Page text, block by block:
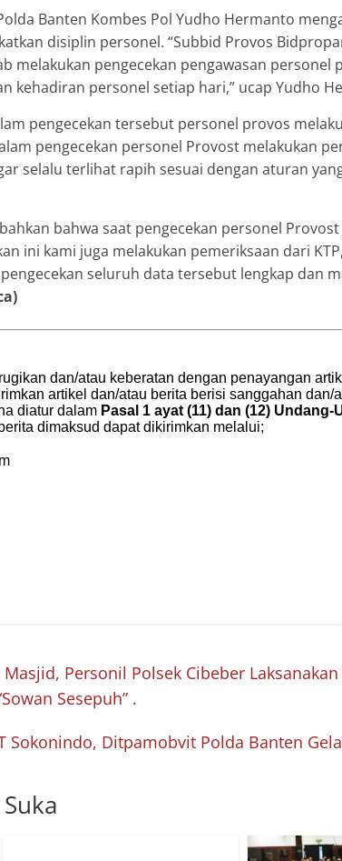
Banten Kombes Pol Yudho Hermanto
disiplin personel. “Subbid Provos
melakukan pengecekan pengawasan personel
kehadiran personel setiap hari,” ucap Yudho
pengecekan tersebut personel provos
pengecekan personel Provost melakukan
selalu terlihat rapih sesuai dengan aturan
bahwa saat pengecekan personel
ini kami juga melakukan pemeriksaan dari
seluruh data tersebut lengkap dan
Personil Polsek Cibeber
Sesepuh” .
Sokonindo, Ditpamobvit Polda Banten